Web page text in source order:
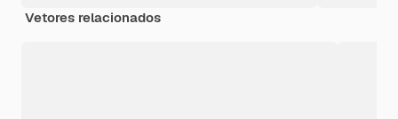
Vetores relacionados